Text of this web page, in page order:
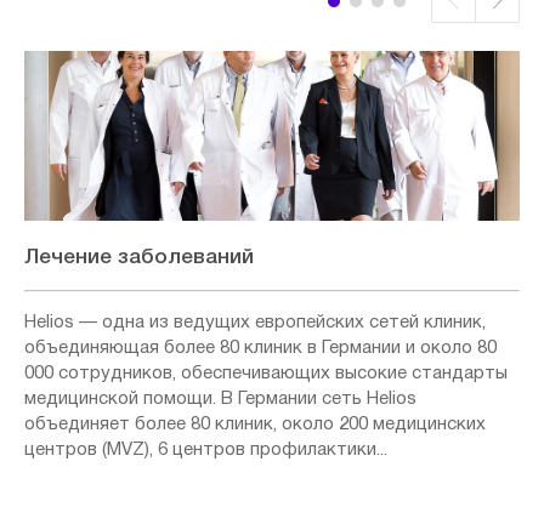
Лечение заболеваний
Helios — одна из ведущих европейских сетей клиник,
объединяющая более 80 клиник в Германии и около 80
000 сотрудников, обеспечивающих высокие стандарты
медицинской помощи. В Германии сеть Helios
объединяет более 80 клиник, около 200 медицинских
центров (MVZ), 6 центров профилактики...